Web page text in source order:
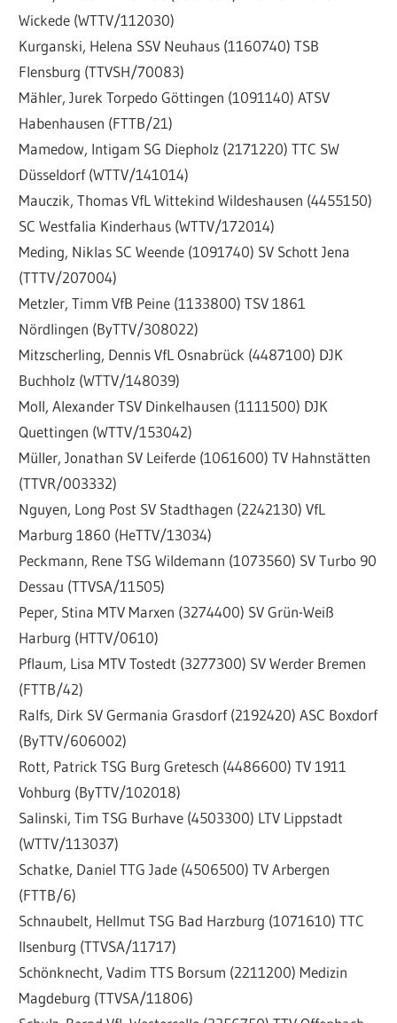
Wickede (WTTV/112030)
Kurganski, Helena SSV Neuhaus (1160740) TSB
Flensburg (TTVSH/70083)
Mähler, Jurek Torpedo Göttingen (1091140) ATSV
Habenhausen (FTTB/21)
Mamedow, Intigam SG Diepholz (2171220) TTC SW
Düsseldorf (WTTV/141014)
Mauczik, Thomas VfL Wittekind Wildeshausen (4455150)
SC Westfalia Kinderhaus (WTTV/172014)
Meding, Niklas SC Weende (1091740) SV Schott Jena
(TTTV/207004)
Metzler, Timm VfB Peine (1133800) TSV 1861
Nördlingen (ByTTV/308022)
Mitzscherling, Dennis VfL Osnabrück (4487100) DJK
Buchholz (WTTV/148039)
Moll, Alexander TSV Dinkelhausen (1111500) DJK
Quettingen (WTTV/153042)
Müller, Jonathan SV Leiferde (1061600) TV Hahnstätten
(TTVR/003332)
Nguyen, Long Post SV Stadthagen (2242130) VfL
Marburg 1860 (HeTTV/13034)
Peckmann, Rene TSG Wildemann (1073560) SV Turbo 90
Dessau (TTVSA/11505)
Peper, Stina MTV Marxen (3274400) SV Grün-Weiß
Harburg (HTTV/0610)
Pflaum, Lisa MTV Tostedt (3277300) SV Werder Bremen
(FTTB/42)
Ralfs, Dirk SV Germania Grasdorf (2192420) ASC Boxdorf
(ByTTV/606002)
Rott, Patrick TSG Burg Gretesch (4486600) TV 1911
Vohburg (ByTTV/102018)
Salinski, Tim TSG Burhave (4503300) LTV Lippstadt
(WTTV/113037)
Schatke, Daniel TTG Jade (4506500) TV Arbergen
(FTTB/6)
Schnaubelt, Hellmut TSG Bad Harzburg (1071610) TTC
Ilsenburg (TTVSA/11717)
Schönknecht, Vadim TTS Borsum (2211200) Medizin
Magdeburg (TTVSA/11806)